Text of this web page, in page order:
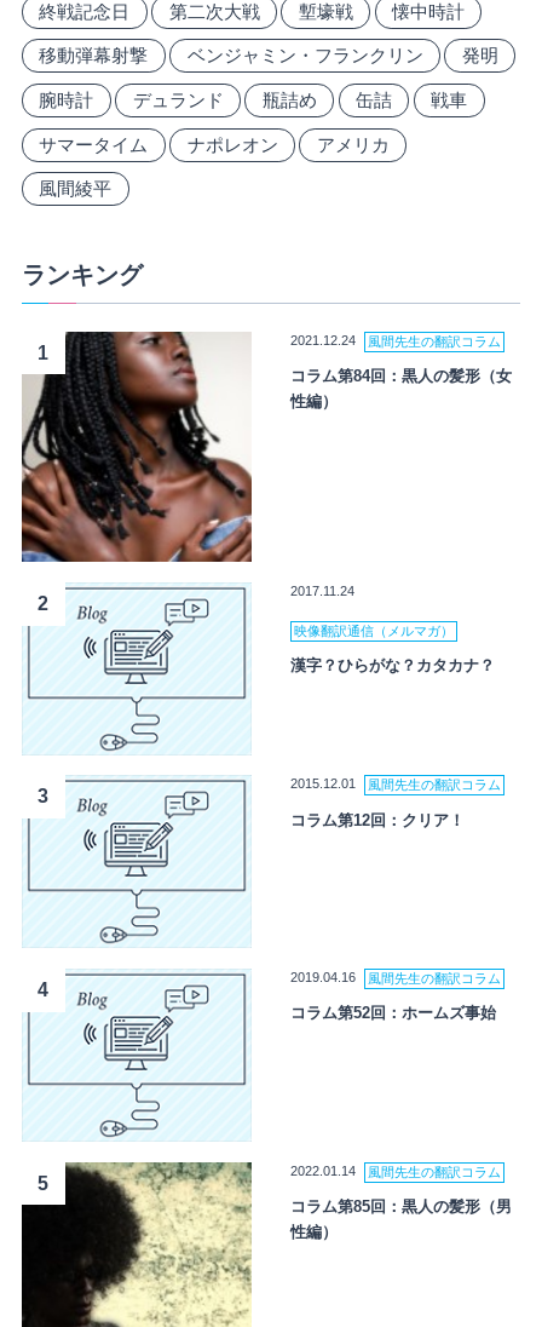
終戦記念日 第二次大戦 塹壕戦 懐中時計
移動弾幕射撃 ベンジャミン・フランクリン 発明
腕時計 デュランド 瓶詰め 缶詰 戦車
サマータイム ナポレオン アメリカ
風間綾平
ランキング
1
2021.12.24 風間先生の翻訳コラム
コラム第84回：黒人の髪形（女
性編）
2
2017.11.24
映像翻訳通信（メルマガ）
漢字？ひらがな？カタカナ？
3
2015.12.01 風間先生の翻訳コラム
コラム第12回：クリア！
4
2019.04.16 風間先生の翻訳コラム
コラム第52回：ホームズ事始
5
2022.01.14 風間先生の翻訳コラム
コラム第85回：黒人の髪形（男
性編）